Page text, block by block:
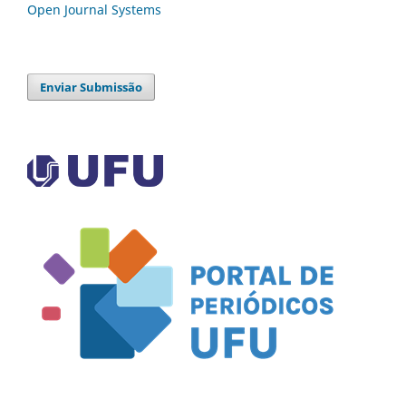
Open Journal Systems
Enviar Submissão